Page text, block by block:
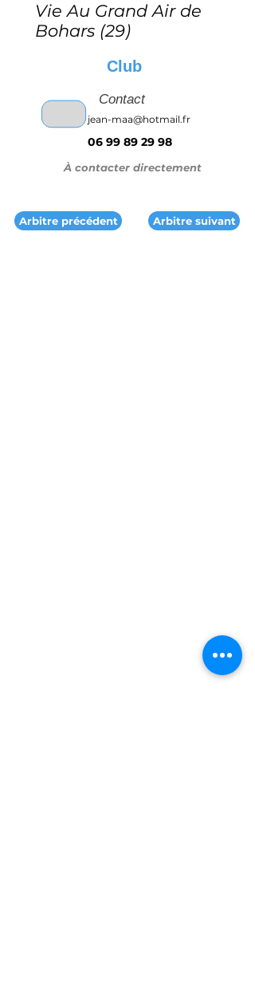
Vie Au Grand Air de
Bohars (29)
Club
À contacter directement
Contact
jean-maa@hotmail.fr
06 99 89 29 98
Arbitre précédent Arbitre suivant